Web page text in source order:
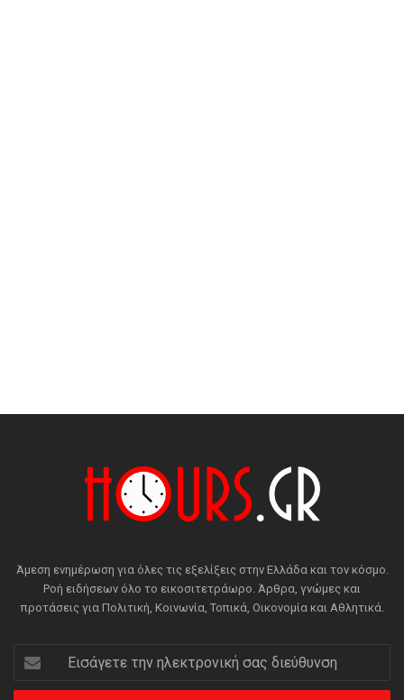
Άμεση ενημέρωση για όλες τις εξελίξεις στην Ελλάδα και τον κόσμο.
Ροή ειδήσεων όλο το εικοσιτετράωρο. Άρθρα, γνώμες και
προτάσεις για Πολιτική, Κοινωνία, Τοπικά, Οικονομία και Αθλητικά.
Εισάγετε
την
ηλεκτρονική